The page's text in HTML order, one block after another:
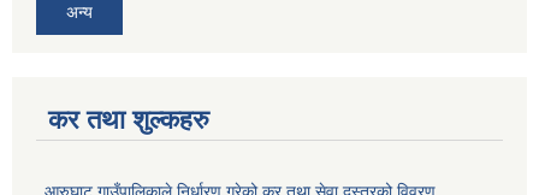
अन्य
कर तथा शुल्कहरु
आरुघाट गाउँपालिकाले निर्धारण गरेको कर तथा सेवा दस्तुरको विवरण